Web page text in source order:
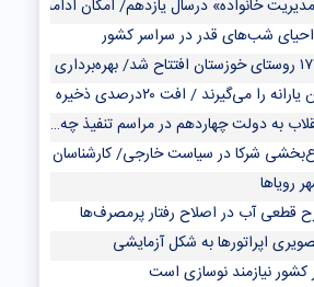
خانواده» درسال یازدهم/ امکان ادامه تحصیل
/ افت ۲۰درصدی ذخیره سدسفیدرود
به دولت چهاردهم در مراسم تنفیذ چه بود؟
شرکا در سیاست خارجی/ کارشناسان چه می‌گویند؟
رویاها
قطعی آب در اصلاح رفتار پرمصرف‌ها
اپراتورها به شکل آزمایشی
کشور نیازمند نوسازی است